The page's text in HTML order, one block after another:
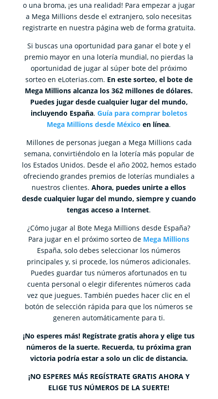
o una broma, ¡es una realidad! Para empezar a jugar
a Mega Millions desde el extranjero, solo necesitas
registrarte en nuestra página web de forma gratuita.
Si buscas una oportunidad para ganar el bote y el
premio mayor en una lotería mundial, no pierdas la
oportunidad de jugar al súper bote del próximo
sorteo en eLoterias.com. En este sorteo, el bote de
Mega Millions alcanza los 362 millones de dólares.
Puedes jugar desde cualquier lugar del mundo,
incluyendo España. Guía para comprar boletos
Mega Millions desde México en línea.
Millones de personas juegan a Mega Millions cada
semana, convirtiéndolo en la lotería más popular de
los Estados Unidos. Desde el año 2002, hemos estado
ofreciendo grandes premios de loterías mundiales a
nuestros clientes.Ahora, puedes unirte a ellos
desde cualquier lugar del mundo, siempre y cuando
tengas acceso a Internet.
¿Cómo jugar al Bote Mega Millions desde España?
Para jugar en el próximo sorteo de Mega Millions
España, solo debes seleccionar los números
principales y, si procede, los números adicionales.
Puedes guardar tus números afortunados en tu
cuenta personal o elegir diferentes números cada
vez que juegues. También puedes hacer clic en el
botón de selección rápida para que los números se
generen automáticamente para ti.
¡No esperes más! Regístrate gratis ahora y elige tus
números de la suerte. Recuerda, tu próxima gran
victoria podría estar a solo un clic de distancia.
¡NO ESPERES MÁS REGÍSTRATE GRATIS AHORA Y
ELIGE TUS NÚMEROS DE LA SUERTE!